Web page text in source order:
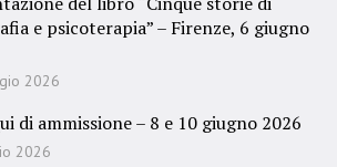
e psicoterapia” – Firenze, 6 giugno
2026
di ammissione – 8 e 10 giugno 2026
2026